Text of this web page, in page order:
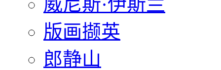
版画撷英
郎静山